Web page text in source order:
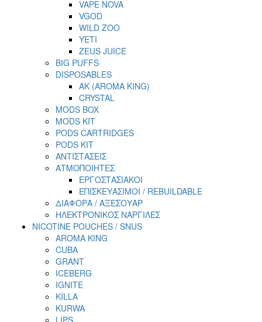
VAPE NOVA
VGOD
WILD ZOO
YETI
ZEUS JUICE
BIG PUFFS
DISPOSABLES
AK (AROMA KING)
CRYSTAL
MODS BOX
MODS KIT
PODS CARTRIDGES
PODS KIT
ΑΝΤΙΣΤΑΣΕΙΣ
ΑΤΜΟΠΟΙΗΤΕΣ
ΕΡΓΟΣΤΑΣΙΑΚΟΙ
ΕΠΙΣΚΕΥΑΣΙΜΟΙ / REBUILDABLE
ΔΙΑΦΟΡΑ / ΑΞΕΣΟΥΑΡ
ΗΛΕΚΤΡΟΝΙΚΟΣ ΝΑΡΓΙΛΕΣ
NICOTINE POUCHES / SNUS
AROMA KING
CUBA
GRANT
ICEBERG
IGNITE
KILLA
KURWA
LIPS